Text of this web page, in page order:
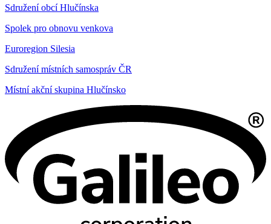
Sdružení obcí Hlučínska
Spolek pro obnovu venkova
Euroregion Silesia
Sdružení místních samospráv ČR
Místní akční skupina Hlučínsko